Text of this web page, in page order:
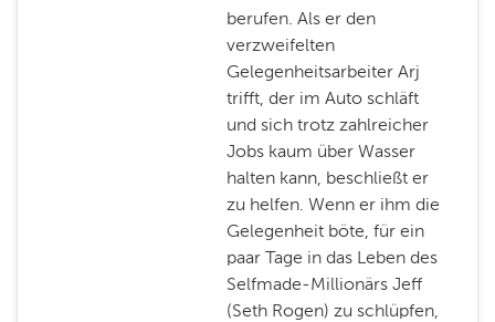
berufen. Als er den
verzweifelten
Gelegenheitsarbeiter Arj
trifft, der im Auto schläft
und sich trotz zahlreicher
Jobs kaum über Wasser
halten kann, beschließt er
zu helfen. Wenn er ihm die
Gelegenheit böte, für ein
paar Tage in das Leben des
Selfmade-Millionärs Jeff
(Seth Rogen) zu schlüpfen,